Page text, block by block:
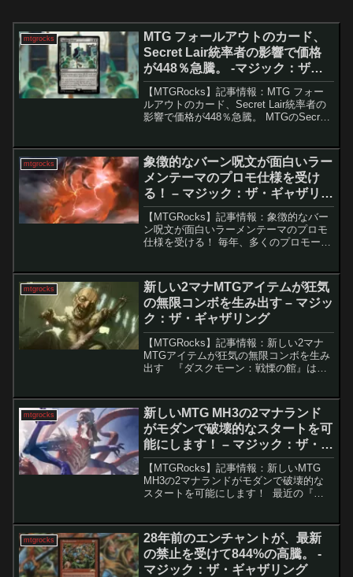
mtgrocks
MTG フォールアウトのカード、
Secret Lair統率者の影響で価格
が448％急騰。 -マジック：ザ・
ギャザリング
【MTGRocks】記事情報：MTG フォー
ルアウトのカード、Secret Lair統率者の
影響で価格が448％急騰。 MTGのSecret
ラボ統率者「The Gh...
mtgrocks
象徴的なバーン呪文が面白いラー
メンテーマのプロモ仕様を受け
る！ – マジック：ザ・ギャザリン
グ
【MTGRocks】記事情報：象徴的なバー
ン呪文が面白いラーメンテーマのプロモ
仕様を受ける！ 毎年、多くのプロモーシ
テーマの「至高の評決」やユニークな
「運命のきずな」な...
mtgrocks
新しい2マナMTGアイテムが狂気
の無限コンボを生み出す – マジッ
ク：ザ・ギャザリング
【MTGRocks】記事情報：新しい2マナ
MTGアイテムが狂気の無限コンボを生み
出す 『ダスクモーン：戦慄の館』は、
目されるのが、「殺人人形、マーヴィ
ン」というカ...
mtgrocks
新しいMTG MH3の2マナランド
がモダンで破壊的なスタートを可
能にします！ – マジック：ザ・ギ
ャザリング
【MTGRocks】記事情報：新しいMTG
MH3の2マナランドがモダンで破壊的な
スタートを可能にします！ 最近の『モ
砲手」と「溶融」などの再録カードが注
目されていま...
mtgrocks
28年前のエンチャントが、最新
の禁止を受けて844%の高騰。 -
マジック：ザ・ギャザリング